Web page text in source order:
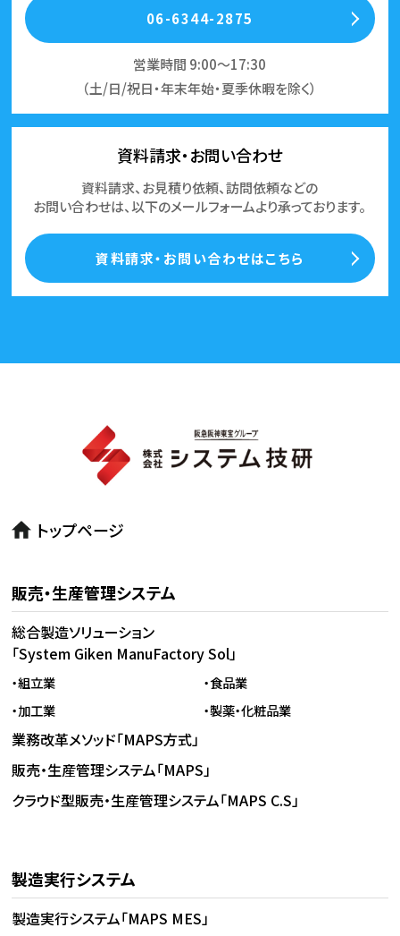
06-6344-2875
営業時間 9:00～17:30
（土/日/祝日・年末年始・夏季休暇を除く）
資料請求・お問い合わせ
資料請求、お見積り依頼、訪問依頼などの
お問い合わせは、以下のメールフォームより承っております。
資料請求・お問い合わせはこちら
トップページ
販売・生産管理システム
総合製造ソリューション
「System Giken ManuFactory Sol」
・組立業
・食品業
・加工業
・製薬・化粧品業
業務改革メソッド「MAPS方式」
販売・生産管理システム「MAPS」
クラウド型販売・生産管理システム「MAPS C.S」
製造実行システム
製造実行システム「MAPS MES」